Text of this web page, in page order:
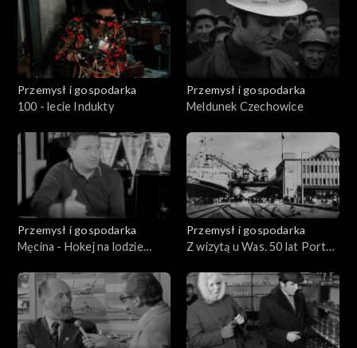
Przemysł i gospodarka
100 - lecie Indukty
Przemysł i gospodarka
Meldunek Czechowice
Przemysł i gospodarka
Męcina - Hokej na lodzie
Przemysł i gospodarka
Z wizytą u Was. 50 lat Portu